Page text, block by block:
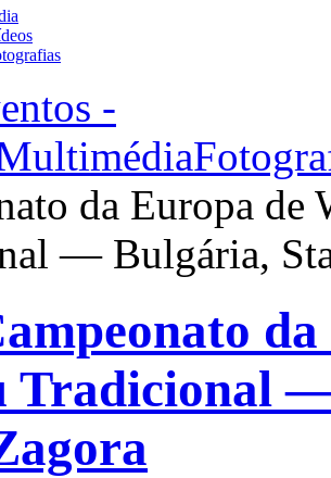
-
da Europa de
— Bulgária,
Tradicional